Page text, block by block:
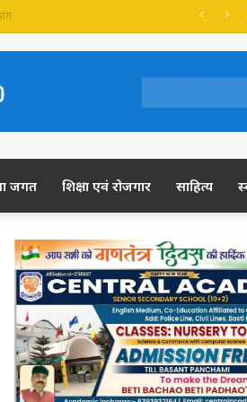
जगत शिक्षा एवं रोजगार साहित्य